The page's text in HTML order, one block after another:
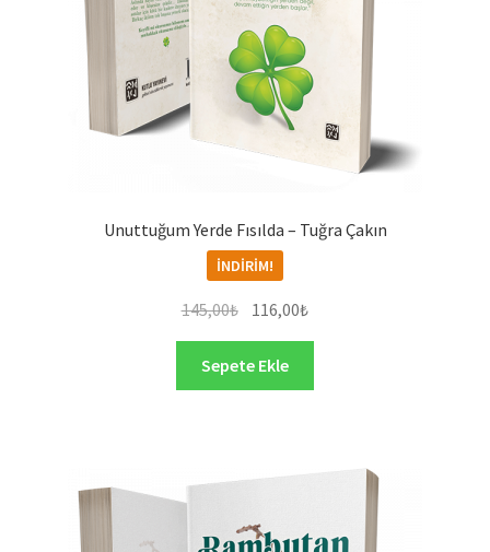
Unuttuğum Yerde Fısılda – Tuğra Çakın
İNDIRIM!
145,00₺ Orijinal
145,00₺.
116,00₺Şu
116,00₺.
Sepete Ekle